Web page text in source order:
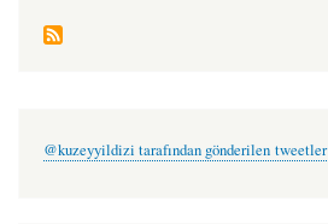
@kuzeyyildizi tarafından gönderilen tweetler